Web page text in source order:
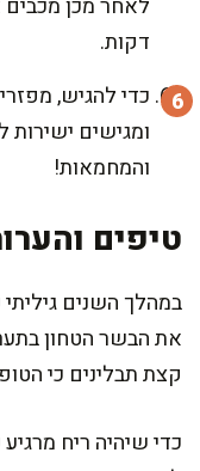
דקות.
כדי להגיש,
ומגישים ישירות
והמחמאות!
טיפים
במהלך השנים
את הבשר הטחון
קצת תבלינים כי
כדי שיהיה ריח